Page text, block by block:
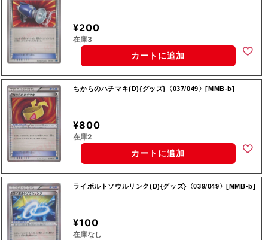
¥200
在庫3
カートに追加
ちからのハチマキ(D){グッズ}〈037/049〉[MMB-b]
¥800
在庫2
カートに追加
ライボルトソウルリンク(D){グッズ}〈039/049〉[MMB-b]
¥100
在庫なし